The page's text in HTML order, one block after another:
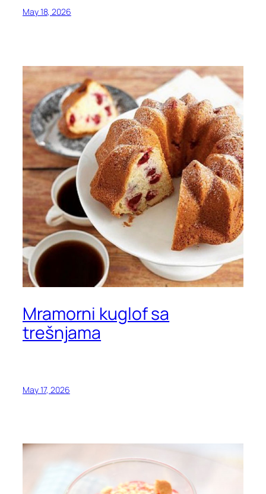
May 18, 2026
Mramorni kuglof sa
trešnjama
May 17, 2026